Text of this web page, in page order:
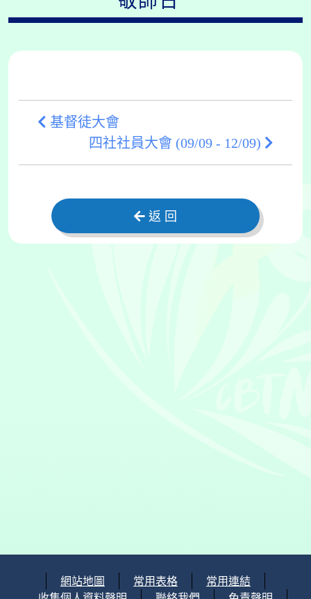
基督徒大會
四社社員大會 (09/09 - 12/09)
返 回
網站地圖 常用表格
常用連結